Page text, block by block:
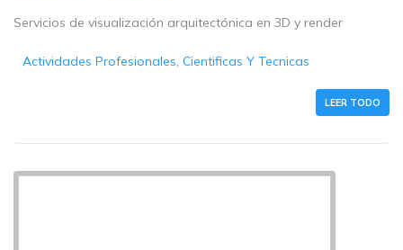
Servicios de visualización arquitectónica en 3D y render
Actividades Profesionales, Cientificas Y Tecnicas
LEER TODO